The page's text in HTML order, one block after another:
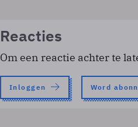
Reacties
Om een reactie achter te
Inloggen Word